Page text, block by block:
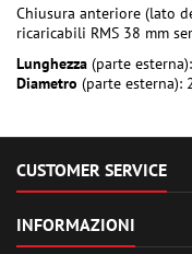
Chiusura anteriore (lato
ricaricabili RMS 38 mm
Lunghezza (parte
Diametro (parte esterna):
CUSTOMER SERVICE
INFORMAZIONI